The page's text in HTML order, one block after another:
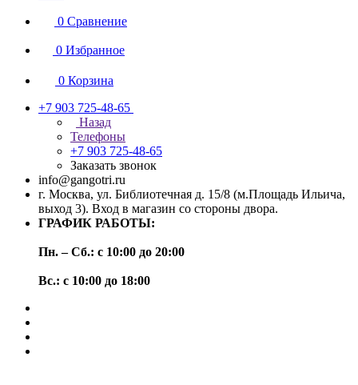
0 Сравнение
0 Избранное
0 Корзина
+7 903 725-48-65
Назад
Телефоны
+7 903 725-48-65
Заказать звонок
info@gangotri.ru
г. Москва, ул. Библиотечная д. 15/8 (м.Площадь Ильича,
выход 3). Вход в магазин со стороны двора.
ГРАФИК РАБОТЫ:
Пн. – Сб.: с 10:00 до 20:00
Вс.: с 10:00 до 18:00